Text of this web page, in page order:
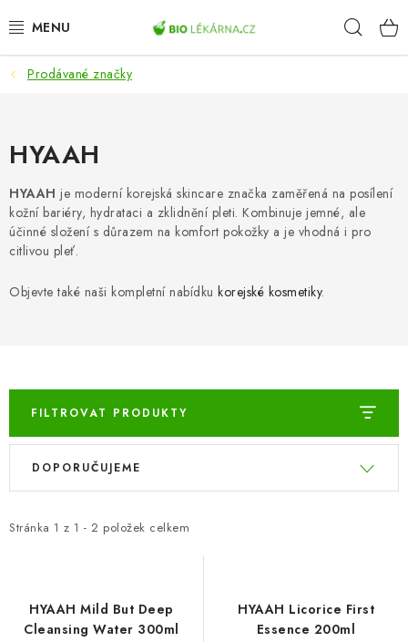
na
AKCE
SPORT
ZNAČKY
Odborný garant MUDr. Monika Klaudysová
GDPR
Obchodní podmínky Kontakty
Slovník pojmů
Moje objednávka
Mapa serveru
Prodávané značky
HYAAH
HYAAH je moderní korejská skincare značka zaměřená na posílení
kožní bariéry, hydrataci a zklidnění pleti. Kombinuje jemné, ale
účinné složení s důrazem na komfort pokožky a je vhodná i pro
citlivou pleť.
Objevte také naši kompletní nabídku korejské kosmetiky.
FILTROVAT PRODUKTY
V
i
Stránka 1 z 1 - 2 položek celkem
Ř
e
DOPORUČUJEME
HYAAH Mild But Deep
Cleansing Water 300ml
HYAAH Licorice First
Essence 200ml